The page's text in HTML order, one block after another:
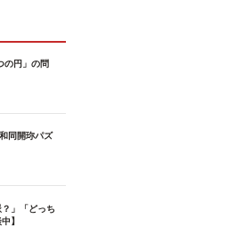
の円」の問
同開珎パズ
」「どっち
】